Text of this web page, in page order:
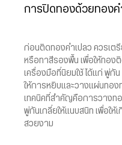
การปิดทองด้วยทองค
ก่อนติดทองคำเปลว ควรเตรี
หรือทาสีรองพื้น เพื่อให้ทอง
เครื่องมือที่นิยมใช้ ได้แก่ พู่กั
ให้การหยิบและวางแผ่นทอง
เทคนิคที่สำคัญคือการวางท
พู่กันเกลี่ยให้แนบสนิท เพื่อให้
สวยงาม